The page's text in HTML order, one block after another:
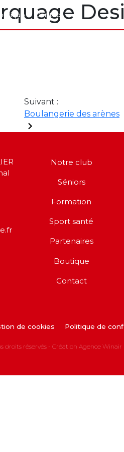
Contact
Suivant :
Boulangerie des arènes
Notre club
Séniors
Formation
Sport santé
Partenaires
Boutique
Contact
de cookies Politique de
droits réservés - Création Agence Winair